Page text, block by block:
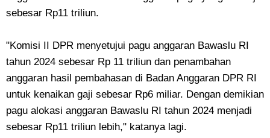
sebesar Rp11 triliun.
"Komisi II DPR menyetujui pagu anggaran Bawaslu RI
tahun 2024 sebesar Rp 11 triliun dan penambahan
anggaran hasil pembahasan di Badan Anggaran DPR RI
untuk kenaikan gaji sebesar Rp6 miliar. Dengan demikian
pagu alokasi anggaran Bawaslu RI tahun 2024 menjadi
sebesar Rp11 triliun lebih," katanya lagi.